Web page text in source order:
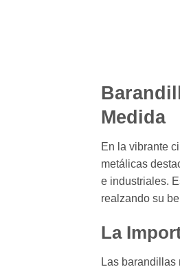
Medida
En la vibrante
metálicas
e industriales.
realzando su
La
Las